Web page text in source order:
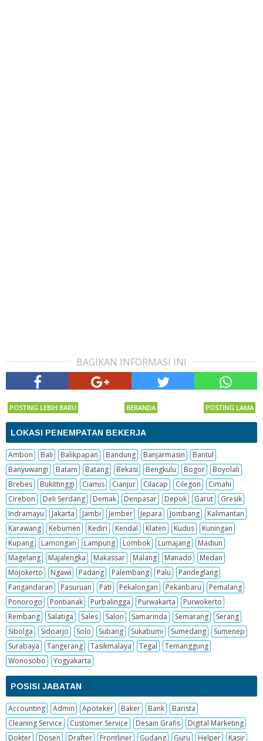
BAGIKAN INFORMASI INI
POSTING LEBIH BARU POSTING LAMA
BERANDA
LOKASI PENEMPATAN BEKERJA
Ambon Bali Balikpapan Bandung Banjarmasin
Bantul
Banyuwangi
Batam Batang Bekasi Bengkulu Bogor
Boyolali
Brebes
Bukittinggi Ciamis Cianjur Cilacap Cilegon
Cimahi
Cirebon
Deli Serdang Demak Denpasar Depok Garut
Gresik
Indramayu
Jakarta Jambi Jember Jepara Jombang
Kalimantan
Karawang
Kebumen Kediri Kendal Klaten Kudus
Kuningan
Kupang
Lamongan Lampung Lombok Lumajang
Madiun
Magelang
Majalengka Makassar Malang Manado
Medan
Mojokerto
Ngawi Padang Palembang Palu
Pandeglang
Pangandaran
Pasuruan Pati Pekalongan Pekanbaru
Pemalang
Ponorogo
Pontianak Purbalingga Purwakarta
Purwokerto
Rembang
Salatiga Sales Salon Samarinda Semarang
Serang
Sibolga
Sidoarjo Solo Subang Sukabumi Sumedang
Sumenep
Surabaya
Tangerang Tasikmalaya Tegal
Temanggung
Wonosobo
Yogyakarta
POSISI JABATAN
Accounting Admin Apoteker Baker Bank
Barista
Cleaning Service
Customer Service Desain Grafis
Digital Marketing
Dokter
Dosen Drafter Frontliner Gudang Guru Helper Kasir